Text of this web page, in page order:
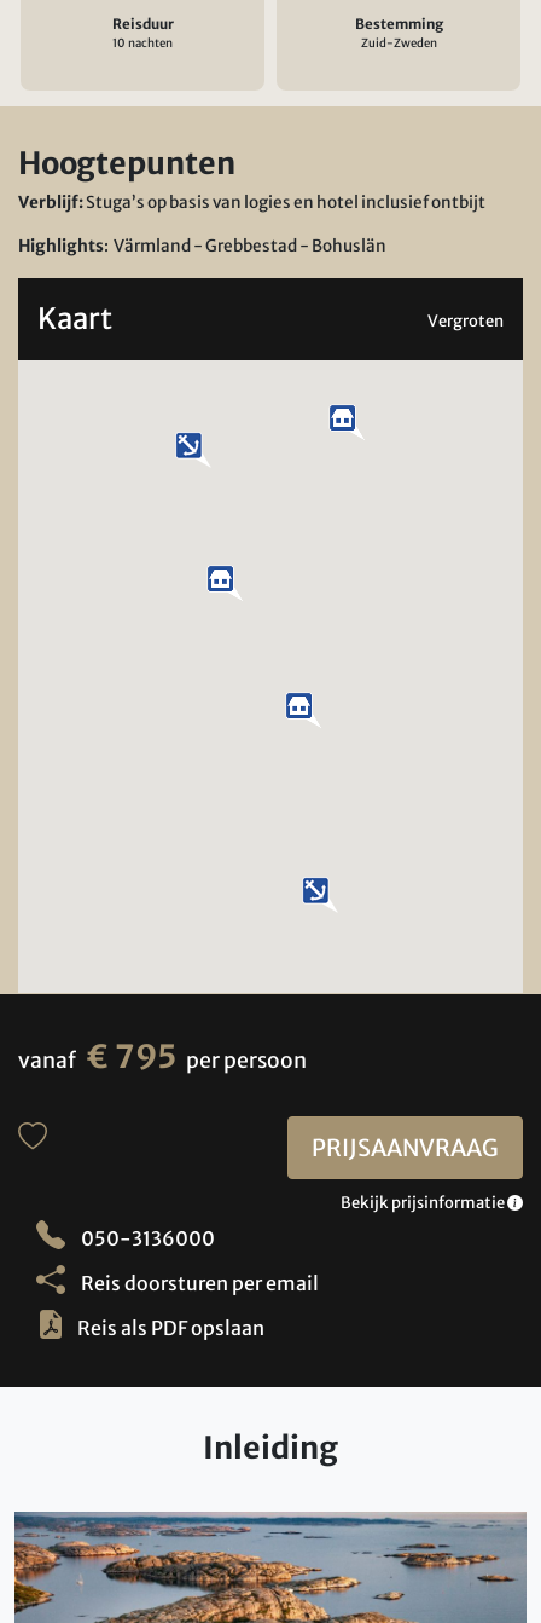
Reisduur
10 nachten
Bestemming
Zuid-Zweden
Hoogtepunten
Verblijf:Stuga’s op basis van logies en hotel inclusief ontbijt
Highlights: Värmland - Grebbestad - Bohuslän
Kaart Vergroten
vanaf € 795 per persoon
PRIJSAANVRAAG
Bekijk prijsinformatie
050-3136000
Reis doorsturen per email
Reis als PDF opslaan
Inleiding